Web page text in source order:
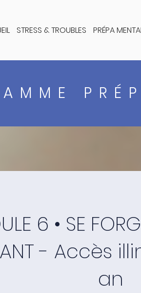
STRESS & TROUBLES PRÉPA
6 • SE
- Accès
an